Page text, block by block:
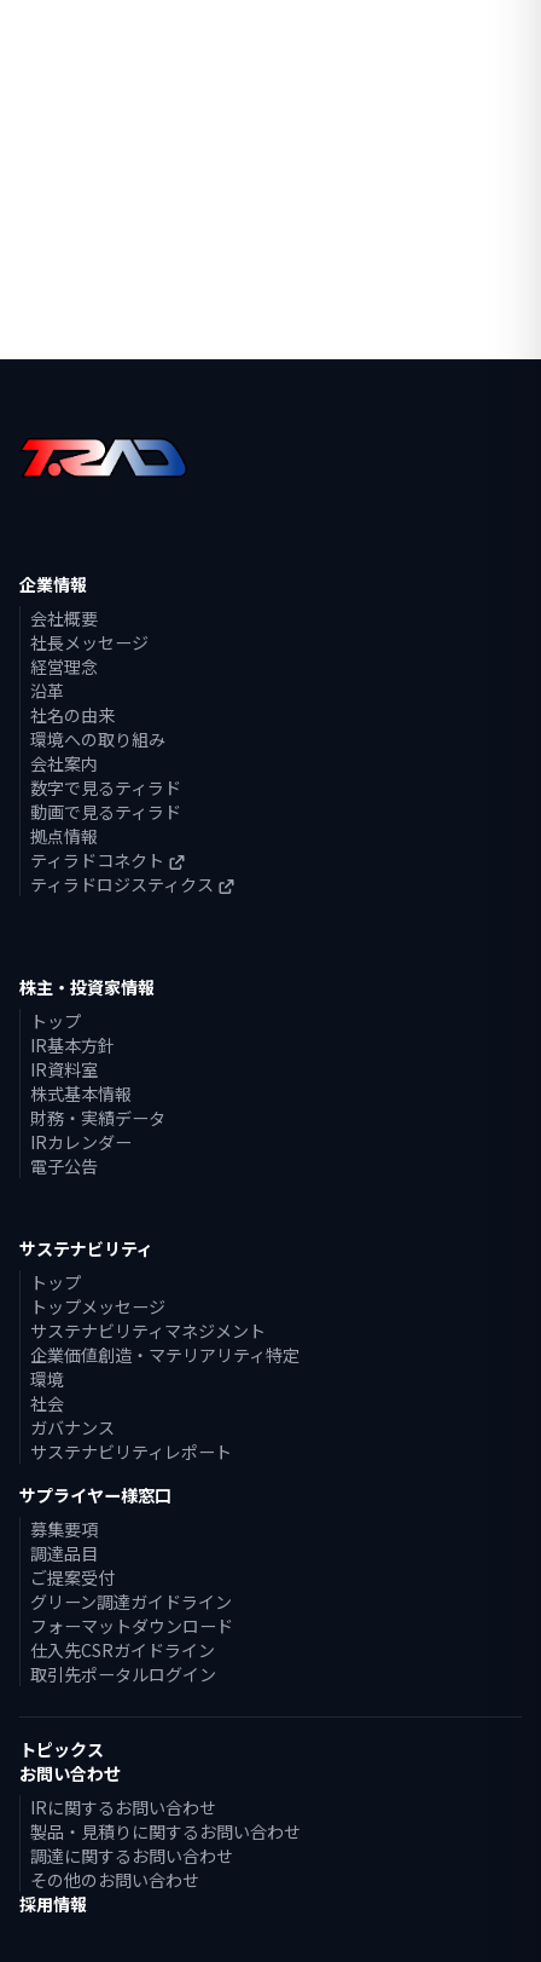
企業情報
会社概要
社長メッセージ
経営理念
沿革
社名の由来
環境への取り組み
会社案内
数字で見るティラド
動画で見るティラド
拠点情報
ティラドコネクト
ティラドロジスティクス
株主・投資家情報
トップ
IR基本方針
IR資料室
株式基本情報
財務・実績データ
IRカレンダー
電子公告
サステナビリティ
トップ
トップメッセージ
サステナビリティマネジメント
企業価値創造・マテリアリティ特定
環境
社会
ガバナンス
サステナビリティレポート
サプライヤー様窓口
募集要項
調達品目
ご提案受付
グリーン調達ガイドライン
フォーマットダウンロード
仕入先CSRガイドライン
取引先ポータルログイン
トピックス
お問い合わせ
IRに関するお問い合わせ
製品・見積りに関するお問い合わせ
調達に関するお問い合わせ
その他のお問い合わせ
採用情報